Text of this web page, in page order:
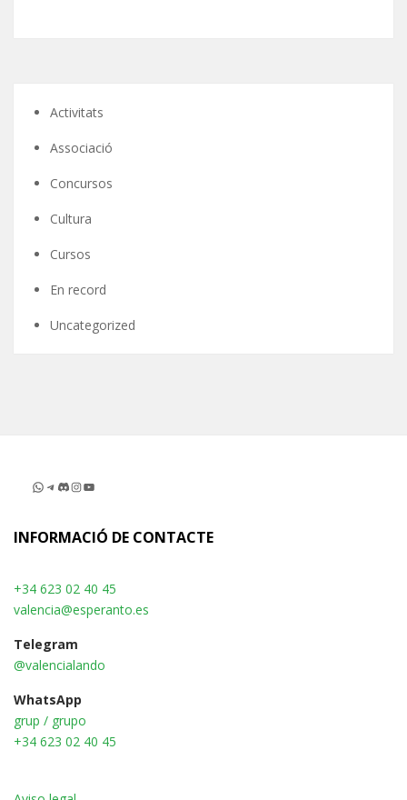
Activitats
Associació
Concursos
Cultura
Cursos
En record
Uncategorized
WhatsApp
Telegram
Discord
Instagram
YouTube
INFORMACIÓ DE CONTACTE
+34 623 02 40 45
valencia@esperanto.es
Telegram
@valencialando
WhatsApp
grup / grupo
+34 623 02 40 45